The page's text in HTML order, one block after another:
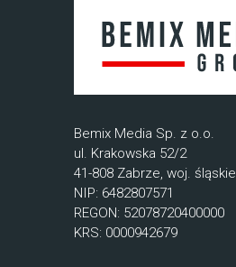
Bemix Media Sp. z o.o.
ul. Krakowska 52/2
41-808 Zabrze, woj. śląskie
NIP: 6482807571
REGON: 52078720400000
KRS: 0000942679